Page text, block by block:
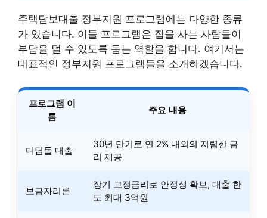
주택담보대출 정부지원 프로그램에는 다양한 종류
가 있습니다. 이들 프로그램은 집을 사는 사람들이
부담을 덜 수 있도록 돕는 역할을 합니다. 여기서는
대표적인 정부지원 프로그램들을 소개하겠습니다.
프로그램 이
름
주요 내용
디딤돌 대출
30년 만기로 연 2% 내외의 저렴한 금
리 제공
보금자리론
장기 고정금리로 안정성 확보, 대출 한
도 최대 3억원